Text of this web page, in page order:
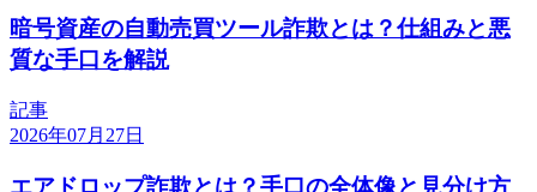
暗号資産の自動売買ツール詐欺とは？仕組みと悪
質な手口を解説
記事
2026年07月27日
エアドロップ詐欺とは？手口の全体像と見分け方